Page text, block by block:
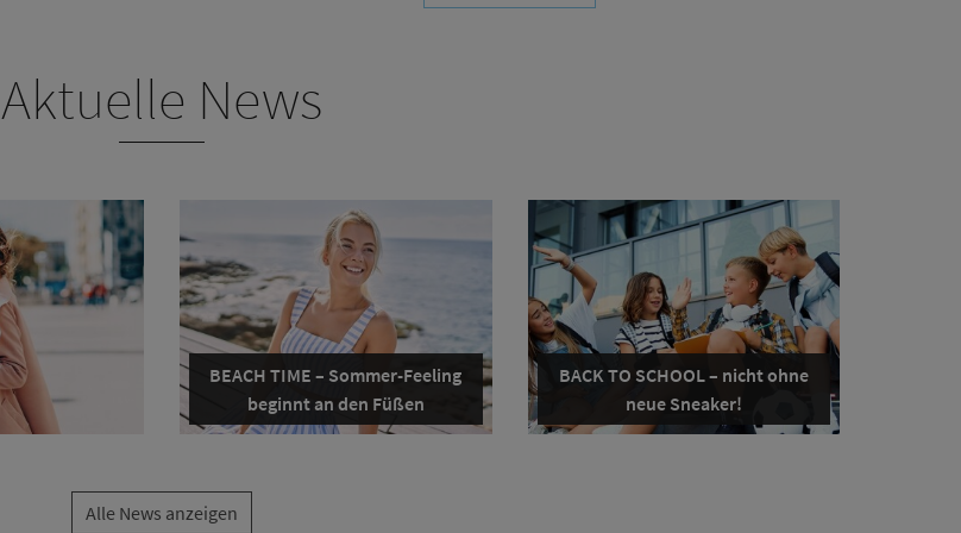
Aktuelle News
BEACH TIME – Sommer-Feeling
beginnt an den Füßen
BACK TO SCHOOL – nicht ohne
neue Sneaker!
Alle News anzeigen